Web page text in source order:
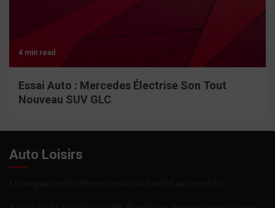
4 min read
Essai Auto : Mercedes Électrise Son Tout
Nouveau SUV GLC
Auto Loisirs